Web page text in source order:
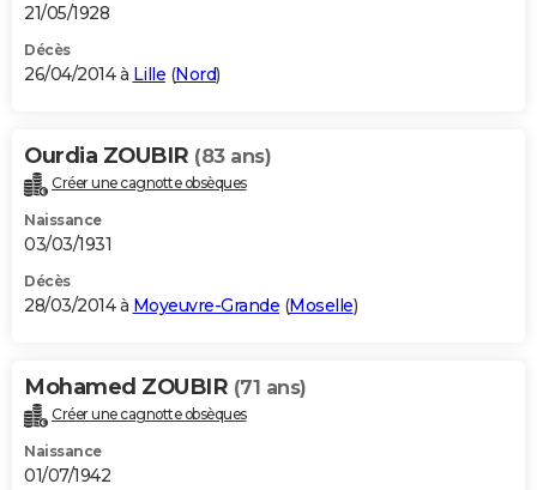
21/05/1928
Décès
26/04/2014 à Lille (Nord)
Ourdia ZOUBIR (83 ans)
Créer une cagnotte obsèques
Naissance
03/03/1931
Décès
28/03/2014 à Moyeuvre-Grande (Moselle)
Mohamed ZOUBIR (71 ans)
Créer une cagnotte obsèques
Naissance
01/07/1942